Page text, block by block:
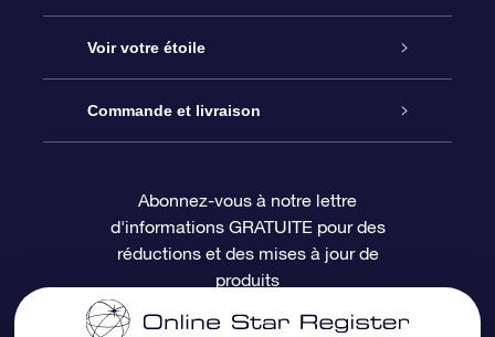
À propos de l’OSR
Nous contacter
Questions fréquemment posées
Revues
Cadeau d’étoile en ligne
Coffret cadeau OSR
Carte cadeau OSR
Voir votre étoile
Registre des étoiles
Page d’accueil personnalisée
Commande et livraison
Informations de paiement
Informations d’expédition
Abonnez-vous à notre lettre
d'informations GRATUITE pour des
réductions et des mises à jour de
produits